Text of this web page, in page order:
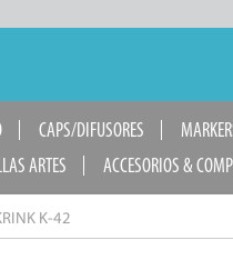
CAPS/DIFUSORES
ARTES
ACCESORIOS &
K-42